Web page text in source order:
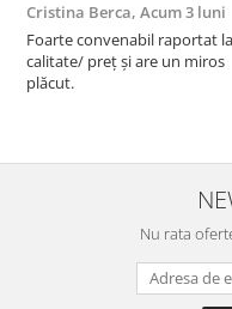
Cristina Berca, Acum 3 luni
Foarte convenabil raportat la
calitate/ preț și are un miros
plăcut.
Nu rata